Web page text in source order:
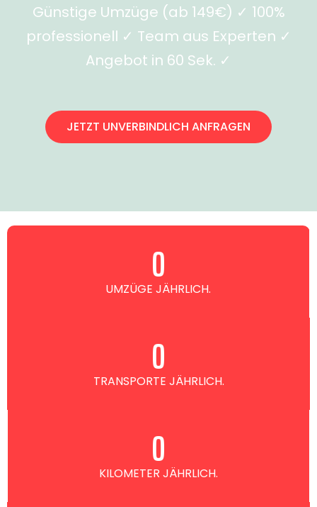
Günstige Umzüge (ab 149€) ✓ 100%
professionell ✓ Team aus Experten ✓
Angebot in 60 Sek. ✓
JETZT UNVERBINDLICH ANFRAGEN
UMZÜGE JÄHRLICH.
0
TRANSPORTE JÄHRLICH.
0
KILOMETER JÄHRLICH.
0